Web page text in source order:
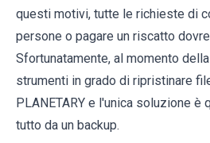
questi motivi, tutte le richieste di
persone o pagare un riscatto
Sfortunatamente, al momento
strumenti in grado di ripristinare
PLANETARY e l'unica soluzione è
tutto da un backup.